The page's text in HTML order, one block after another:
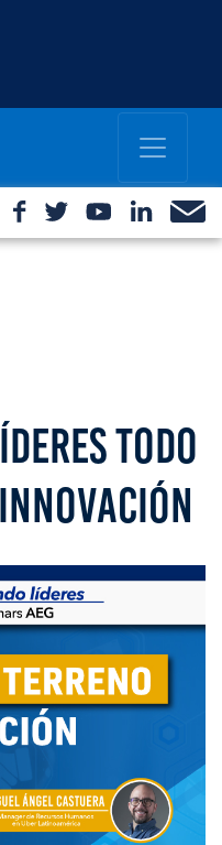
TODO